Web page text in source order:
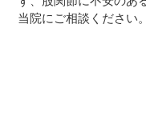
当院にご相談ください